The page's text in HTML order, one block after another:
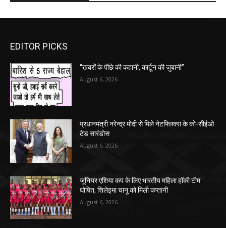
EDITOR PICKS
“खबरों के पीछे की कहानी, कार्टून की जुबानी”
August 6, 2026
प्रधानमंत्री नरेन्द्र मोदी से मिले नेटफ्लिक्स के को-सीईओ
टेड सारंडोस
August 6, 2026
जूनियर एशिया कप के लिए भारतीय महिला हॉकी टीम
घोषित, शिलेइमा चानू को मिली कप्तानी
August 6, 2026